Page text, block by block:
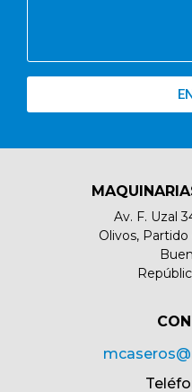
Av. F. Uzal
Olivos,